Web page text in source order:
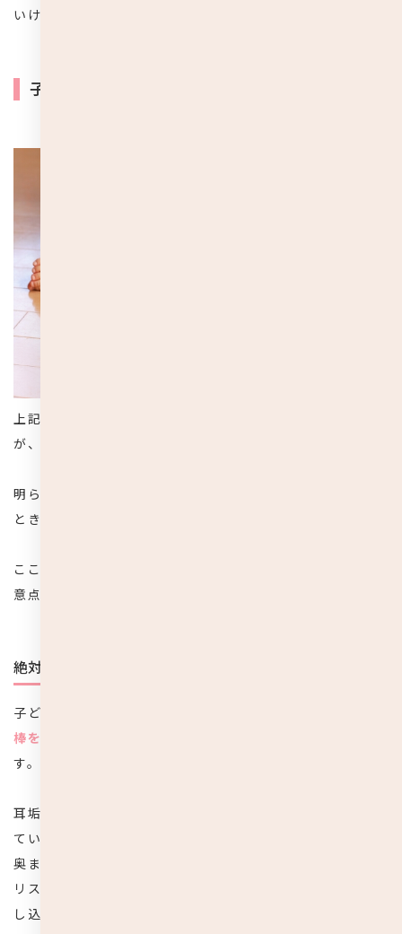
いけません。
子どもの耳掃除をする時の正しい方法と注意点
上記項目で子どもに耳掃除は必要ないと説明してきました
が、絶対にしてはいけないという訳ではありません。
明らかに耳垢が溜まっていて耳が聞こえにくくなっている
ときなどは、耳垢を排除するための耳掃除が必要です。
ここからは、子どもの耳掃除をするときの正しい方法と注
意点をご紹介していきます。
絶対に奥まで掃除をしない
子どもの耳掃除で最も気をつけなければいけない点は、
棒を奥までいれて掃除をしないようにするということ
す。
耳垢は基本的には耳の入口から1cm位の位置にしか存在し
ていないため、奥まで耳掃除をする必要性がありません。
奥まで綿棒をいれて掃除をしてしまうと耳の中を傷つける
リスクがあるだけでなく、手前にあった耳垢を耳の奥に押
し込んでしまう可能性もあります。